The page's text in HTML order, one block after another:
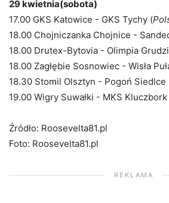
29 kwietnia(sobota)
17.00 GKS Katowice - GKS Tychy (
18.00 Chojniczanka Chojnice -
18.00 Drutex-Bytovia - Olimpia
18.00 Zagłębie Sosnowiec - Wisła
18.30 Stomil Olsztyn - Pogoń Siedlce
19.00 Wigry Suwałki - MKS Kluczbork
Źródło: Roosevelta81.pl
Foto: Roosevelta81.pl
REKLAMA